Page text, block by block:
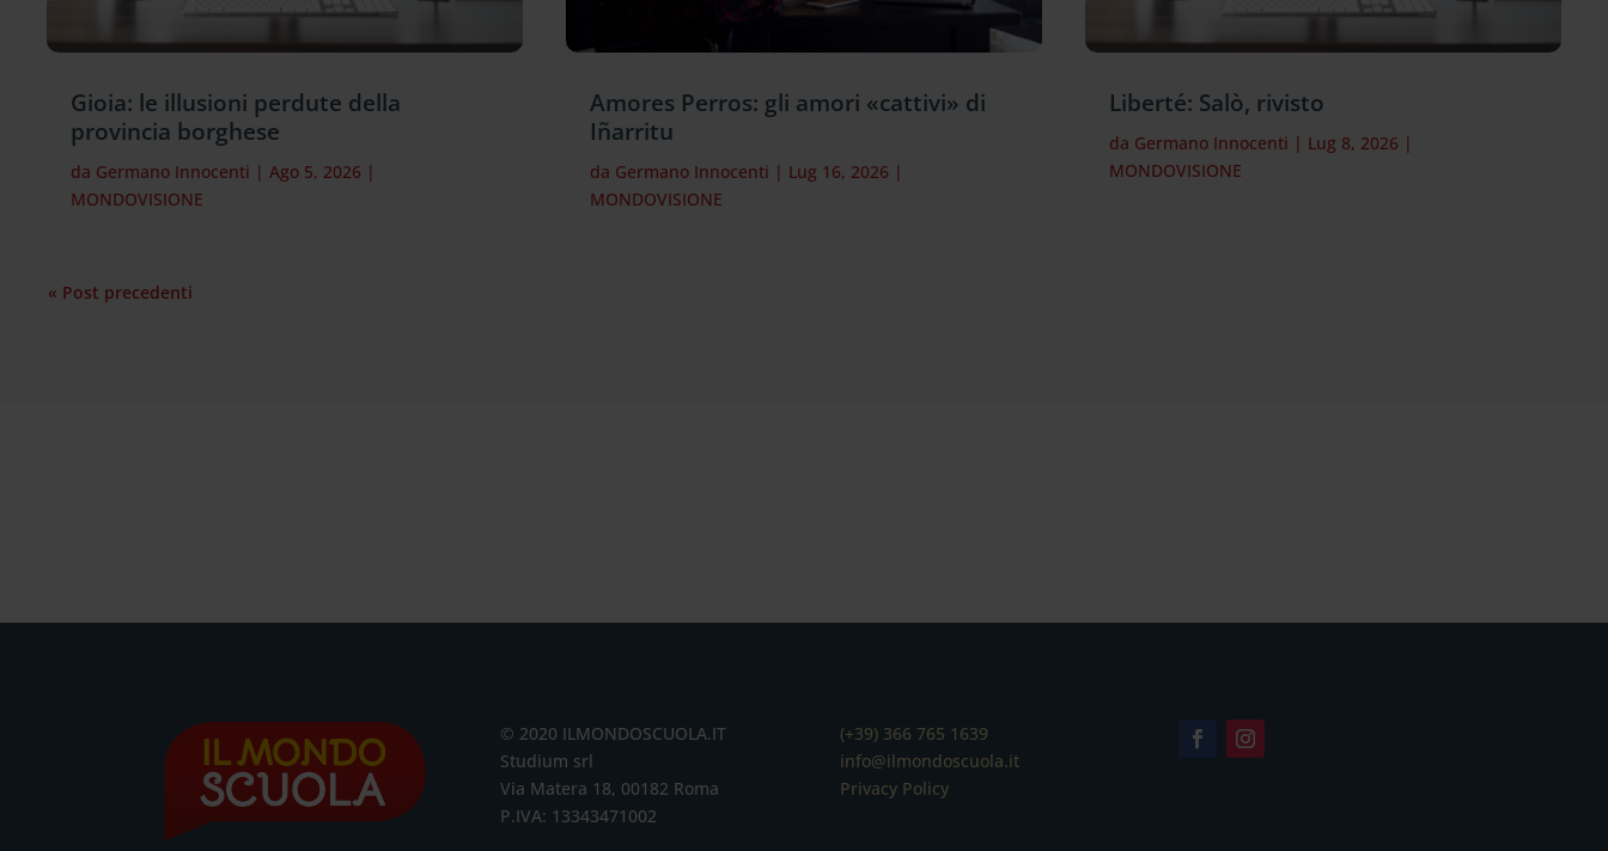
Gioia: le illusioni perdute della
provincia borghese
da Germano Innocenti |Ago 5, 2026 |
MONDOVISIONE
Amores Perros: gli amori «cattivi» di
Iñarritu
da Germano Innocenti | Lug 16, 2026 |
MONDOVISIONE
Liberté: Salò, rivisto
da Germano Innocenti | Lug 8, 2026 |
MONDOVISIONE
« Post precedenti
© 2020 ILMONDOSCUOLA.IT
Studium srl
Via Matera 18, 00182 Roma
P.IVA: 13343471002
(+39) 366 765 1639
info@ilmondoscuola.it
Privacy Policy